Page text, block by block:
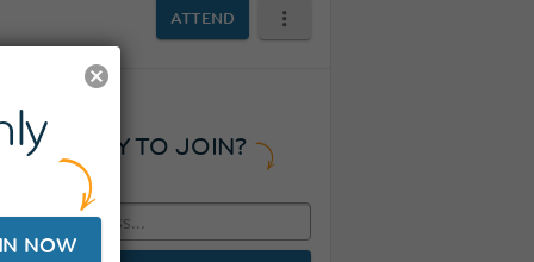
ATTEND
READY TO JOIN?
NOW